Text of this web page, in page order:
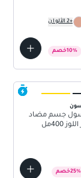
+
2 الألوان
10% خصم
جسم مضاد
400مل
25% خصم